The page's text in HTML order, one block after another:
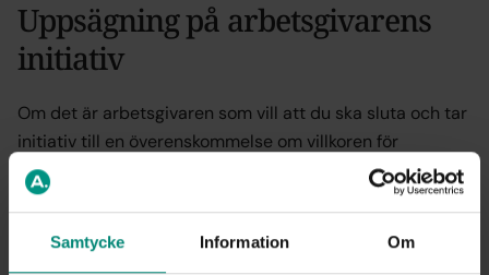
Samtycke Information Om
Uppsägning på arbetsgivarens
initiativ
Om det är arbetsgivaren som vill att du ska sluta och tar
initiativ till en överenskommelse om villkoren för
uppsägningen blir du inte avstängd från ersättning från
a-kassan.
Överenskommelser som inte